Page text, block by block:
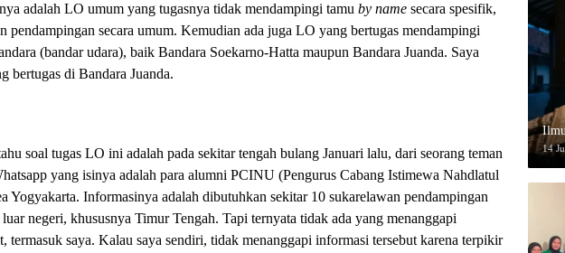
adalah LO umum yang tugasnya tidak mendampingi tamu by name secara spesifik,
pendampingan secara umum. Kemudian ada juga LO yang bertugas mendampingi
(bandar udara), baik Bandara Soekarno-Hatta maupun Bandara Juanda. Saya
bertugas di Bandara Juanda.
soal tugas LO ini adalah pada sekitar tengah bulang Januari lalu, dari seorang teman
yang isinya adalah para alumni PCINU (Pengurus Cabang Istimewa Nahdlatul
Yogyakarta. Informasinya adalah dibutuhkan sekitar 10 sukarelawan pendampingan
negeri, khususnya Timur Tengah. Tapi ternyata tidak ada yang menanggapi
termasuk saya. Kalau saya sendiri, tidak menanggapi informasi tersebut karena terpikir
14